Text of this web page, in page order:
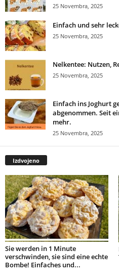
25 Novembra, 2025
Einfach und sehr
25 Novembra, 2025
Nelkentee: Nutzen,
25 Novembra, 2025
Einfach ins Joghurt
abgenommen. Seit
mehr.
25 Novembra, 2025
Izdvojeno
Sie werden in 1 Minute
verschwinden, sie sind eine echte
Bombe! Einfaches und...